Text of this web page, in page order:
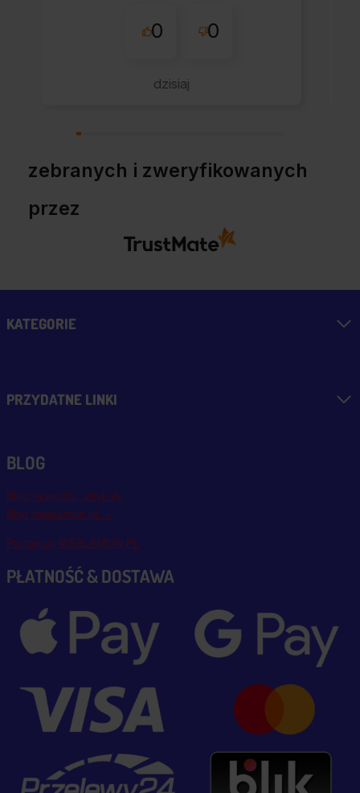
0 0
dzisiaj
zebranych i zweryfikowanych
przez
KATEGORIE
PRZYDATNE LINKI
BLOG
Blog, nowości, artykuły
Blog msalamon.pl →
Partnerzy MSALAMON.PL
PŁATNOŚĆ & DOSTAWA